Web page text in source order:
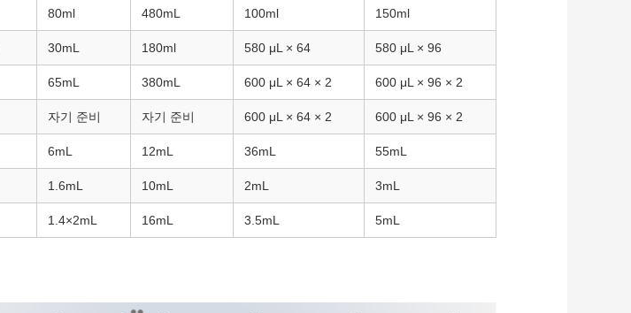
80ml 480mL 100ml 150ml
30mL 180ml 580 μL × 64 580 μL × 96
65mL 380mL 600 μL × 64 × 2 600 μL × 96 × 2
자기 준비 자기 준비 600 μL × 64 × 2 600 μL × 96 × 2
6mL 12mL 36mL 55mL
1.6mL 10mL 2mL 3mL
1.4×2mL 16mL 3.5mL 5mL